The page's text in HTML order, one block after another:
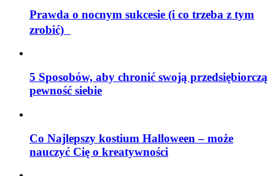
Prawda o nocnym sukcesie (i co trzeba z tym
zrobić)
5 Sposobów, aby chronić swoją przedsiębiorczą
pewność siebie
Co Najlepszy kostium Halloween – może
nauczyć Cię o kreatywności